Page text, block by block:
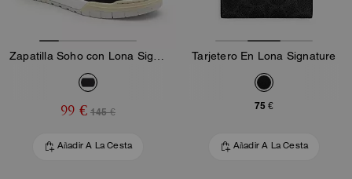
99 € 145 €
Añadir A La Cesta
Tarjetero En Lona Signature
75 €
Añadir A La Cesta